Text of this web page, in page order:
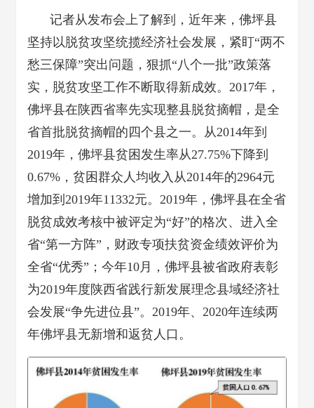
记者从发布会上了解到，近年来，佛坪县
坚持以脱贫攻坚统揽经济社会发展，紧盯“两不
愁三保障”突出问题，狠抓“八个一批”政策落
实，脱贫攻坚工作不断取得新成效。2017年，
佛坪县在陕西省率先实现整县脱贫摘帽，是全
省首批脱贫摘帽的四个县之一。从2014年到
2019年，佛坪县贫困发生率从27.75%下降到
0.67%，贫困群众人均收入从2014年的2964元
增加到2019年11332元。2019年，佛坪县在全省
脱贫成效考核中被评定为“好”的格次、进入全
省“第一方阵”，财政专项扶贫资金绩效评价为
全省“优秀”；今年10月，佛坪县被省政府表彰
为2019年度陕西省践行新发展理念县域经济社
会发展“争先进位县”。2019年、2020年连续两
年佛坪县无新增和返贫人口。